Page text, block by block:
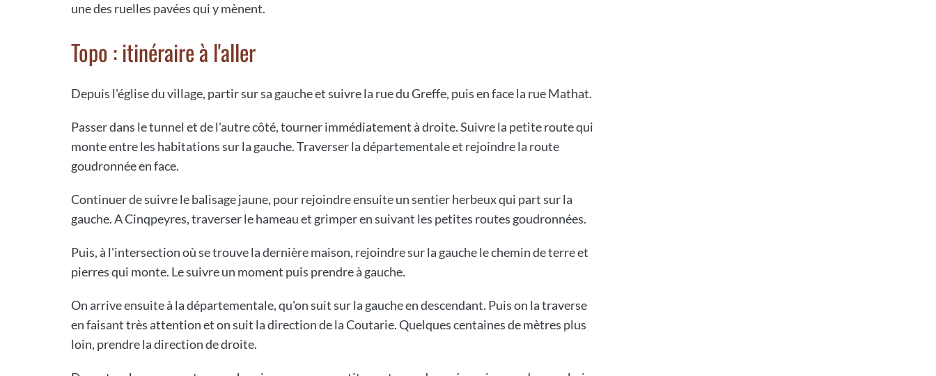
une des ruelles pavées qui y mènent.
Topo : itinéraire à l'aller
Depuis l'église du village, partir sur sa gauche et suivre la rue du Greffe, puis en face la rue Mathat.
Passer dans le tunnel et de l'autre côté, tourner immédiatement à droite. Suivre la petite route qui
monte entre les habitations sur la gauche. Traverser la départementale et rejoindre la route
goudronnée en face.
Continuer de suivre le balisage jaune, pour rejoindre ensuite un sentier herbeux qui part sur la
gauche. A Cinqpeyres, traverser le hameau et grimper en suivant les petites routes goudronnées.
Puis, à l'intersection où se trouve la dernière maison, rejoindre sur la gauche le chemin de terre et
pierres qui monte. Le suivre un moment puis prendre à gauche.
On arrive ensuite à la départementale, qu'on suit sur la gauche en descendant. Puis on la traverse
en faisant très attention et on suit la direction de la Coutarie. Quelques centaines de mètres plus
loin, prendre la direction de droite.